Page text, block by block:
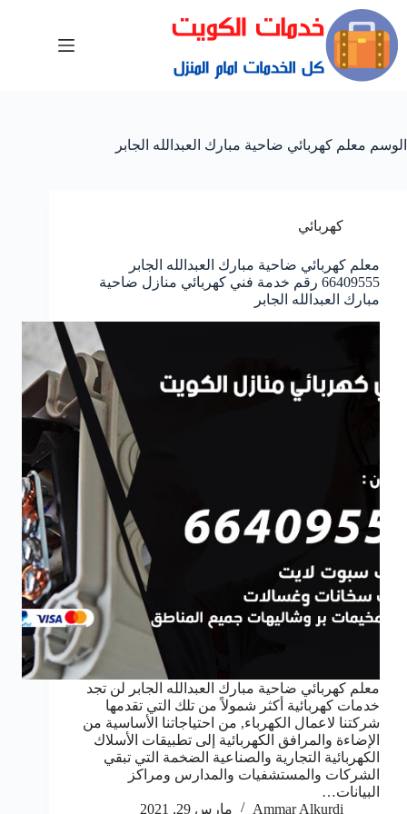
الوسم معلم كهربائي ضاحية مبارك العبدالله الجابر
كهربائي
معلم كهربائي ضاحية مبارك العبدالله الجابر
66409555 رقم خدمة فني كهربائي منازل ضاحية
مبارك العبدالله الجابر
معلم كهربائي ضاحية مبارك العبدالله الجابر لن تجد
خدمات كهربائية أكثر شمولاً من تلك التي تقدمها
شركتنا لاعمال الكهرباء, من احتياجاتنا الأساسية من
الإضاءة والمرافق الكهربائية إلى تطبيقات الأسلاك
الكهربائية التجارية والصناعية الضخمة التي تبقي
الشركات والمستشفيات والمدارس ومراكز
البيانات…
Ammar Alkurdi
مارس 29, 2021